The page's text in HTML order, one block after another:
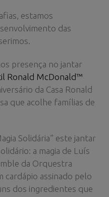
estamos
das
presença no jantar
Ronald McDonald™
da Casa Ronald
que acolhe famílias de
Solidária” este jantar
a magia de Luís
da Orquestra
cardápio assinado pelo
dos ingredientes que